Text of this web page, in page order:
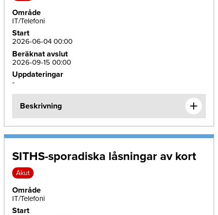
Område
IT/Telefoni
Start
2026-06-04 00:00
Beräknat avslut
2026-09-15 00:00
Uppdateringar
-
Beskrivning
SITHS-sporadiska låsningar av kort
Akut
Område
IT/Telefoni
Start